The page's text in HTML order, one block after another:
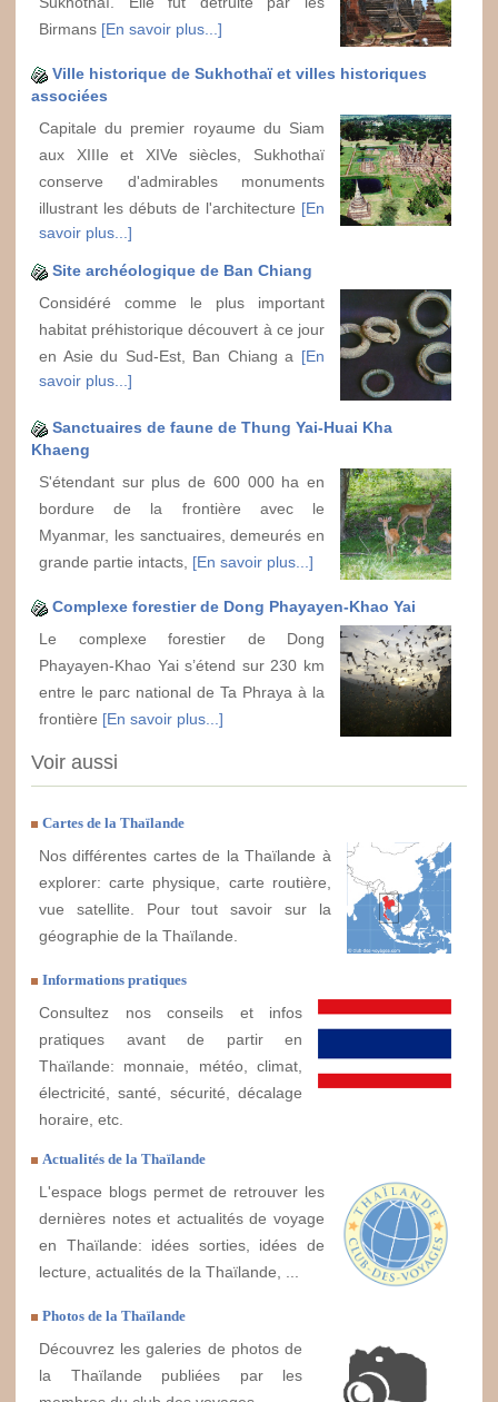
Birmans [En savoir plus...]
Ville historique de Sukhothaï et villes historiques
associées
Capitale du premier royaume du Siam
aux XIIIe et XIVe siècles, Sukhothaï
conserve d'admirables monuments
illustrant les débuts de l'architecture [En
savoir plus...]
Site archéologique de Ban Chiang
Considéré comme le plus important
habitat préhistorique découvert à ce jour
en Asie du Sud-Est, Ban Chiang a [En
savoir plus...]
Sanctuaires de faune de Thung Yai-Huai Kha
Khaeng
S'étendant sur plus de 600 000 ha en
bordure de la frontière avec le
Myanmar, les sanctuaires, demeurés en
grande partie intacts, [En savoir plus...]
Complexe forestier de Dong Phayayen-Khao Yai
Le complexe forestier de Dong
Phayayen-Khao Yai s’étend sur 230 km
entre le parc national de Ta Phraya à la
frontière [En savoir plus...]
Voir aussi
Cartes de la Thaïlande
Nos différentes cartes de la Thaïlande à
explorer: carte physique, carte routière,
vue satellite. Pour tout savoir sur la
géographie de la Thaïlande.
Informations pratiques
Consultez nos conseils et infos
pratiques avant de partir en
Thaïlande: monnaie, météo, climat,
électricité, santé, sécurité, décalage
horaire, etc.
Actualités de la Thaïlande
L'espace blogs permet de retrouver les
dernières notes et actualités de voyage
en Thaïlande: idées sorties, idées de
lecture, actualités de la Thaïlande, ...
Photos de la Thaïlande
Découvrez les galeries de photos de
la Thaïlande publiées par les